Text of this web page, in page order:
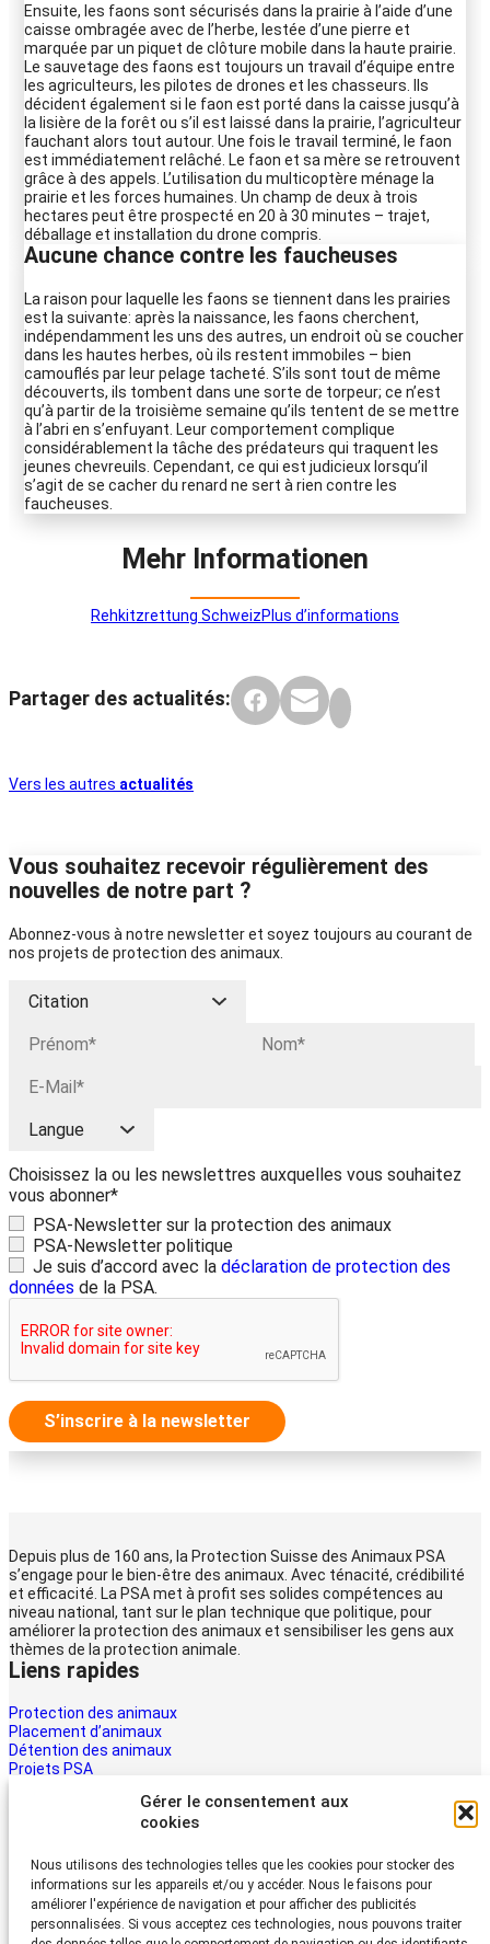
Gérer le consentement aux
cookies
Nous utilisons des technologies telles que les cookies pour stocker des
informations sur les appareils et/ou y accéder. Nous le faisons pour
améliorer l'expérience de navigation et pour afficher des publicités
personnalisées. Si vous acceptez ces technologies, nous pouvons traiter
Ensuite, les faons sont sécurisés dans la prairie à l’aide d’une
caisse ombragée avec de l’herbe, lestée d’une pierre et
marquée par un piquet de clôture mobile dans la haute prairie.
Le sauvetage des faons est toujours un travail d’équipe entre
les agriculteurs, les pilotes de drones et les chasseurs. Ils
décident également si le faon est porté dans la caisse jusqu’à
la lisière de la forêt ou s’il est laissé dans la prairie, l’agriculteur
fauchant alors tout autour. Une fois le travail terminé, le faon
est immédiatement relâché. Le faon et sa mère se retrouvent
grâce à des appels. L’utilisation du multicoptère ménage la
prairie et les forces humaines. Un champ de deux à trois
hectares peut être prospecté en 20 à 30 minutes – trajet,
déballage et installation du drone compris.
Aucune chance contre les faucheuses
La raison pour laquelle les faons se tiennent dans les prairies
est la suivante: après la naissance, les faons cherchent,
indépendamment les uns des autres, un endroit où se coucher
dans les hautes herbes, où ils restent immobiles – bien
camouflés par leur pelage tacheté. S’ils sont tout de même
découverts, ils tombent dans une sorte de torpeur; ce n’est
qu’à partir de la troisième semaine qu’ils tentent de se mettre
à l’abri en s’enfuyant. Leur comportement complique
considérablement la tâche des prédateurs qui traquent les
jeunes chevreuils. Cependant, ce qui est judicieux lorsqu’il
s’agit de se cacher du renard ne sert à rien contre les
faucheuses.
Mehr Informationen
Rehkitzrettung SchweizPlus d’informations
Partager des actualités:
Vers les autres actualités
Vous souhaitez recevoir régulièrement des
nouvelles de notre part ?
Abonnez-vous à notre newsletter et soyez toujours au courant de
nos projets de protection des animaux.
Choisissez la ou les newslettres auxquelles vous souhaitez
vous abonner*
PSA-Newsletter sur la protection des animaux
PSA-Newsletter politique
Je suis d’accord avec la déclaration de protection des
données de la PSA.
S’inscrire à la newsletter
Depuis plus de 160 ans, la Protection Suisse des Animaux PSA
s’engage pour le bien-être des animaux. Avec ténacité, crédibilité
et efficacité. La PSA met à profit ses solides compétences au
niveau national, tant sur le plan technique que politique, pour
améliorer la protection des animaux et sensibiliser les gens aux
thèmes de la protection animale.
Liens rapides
Protection des animaux
Placement d’animaux
Détention des animaux
Projets PSA
Les animaux ont besoin d’aide – la vôtre aussi. Soutenez le travail
du Protection Suisse des Animaux PSA